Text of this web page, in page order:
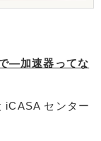
―加速器ってな
iCASA センター